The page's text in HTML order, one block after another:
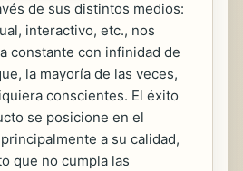
de sus distintos medios:
interactivo, etc., nos
constante con infinidad de
la mayoría de las veces,
conscientes. El éxito
se posicione en el
a su calidad,
que no cumpla las